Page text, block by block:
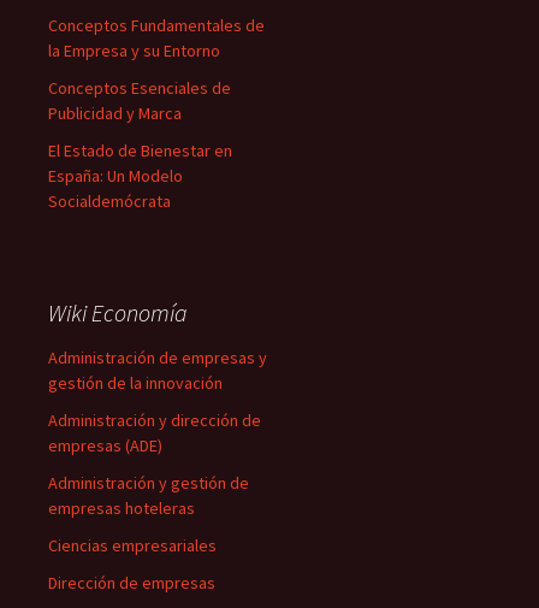
Conceptos Fundamentales de
la Empresa y su Entorno
Conceptos Esenciales de
Publicidad y Marca
El Estado de Bienestar en
España: Un Modelo
Socialdemócrata
Wiki Economía
Administración de empresas y
gestión de la innovación
Administración y dirección de
empresas (ADE)
Administración y gestión de
empresas hoteleras
Ciencias empresariales
Dirección de empresas